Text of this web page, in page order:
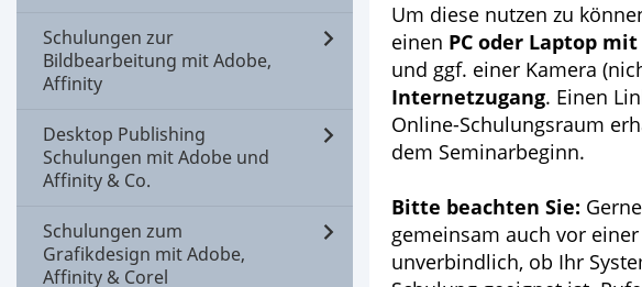
Schulungen zur
Bildbearbeitung mit Adobe,
Affinity
Desktop Publishing
Schulungen mit Adobe und
Affinity & Co.
Schulungen zum
Grafikdesign mit Adobe,
Affinity & Corel
Um diese nutzen zu
einen PC oder Laptop
und ggf. einer Kamera
Internetzugang. Einen
Online-Schulungsraum
dem Seminarbeginn.
Bitte beachten Sie:
gemeinsam auch vor
unverbindlich, ob Ihr